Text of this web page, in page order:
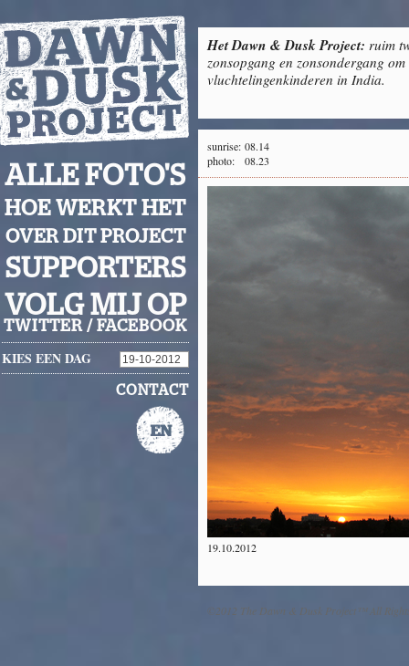
Het Dawn & Dusk Project: ruim
zonsopgang en zonsondergang
vluchtelingenkinderen in India.
ALLE FOTO'S
HOE WERKT HET
OVER DIT PROJECT
SUPPORTERS
VOLG MIJ OP
TWITTER / FACEBOOK
KIES EEN DAG
CONTACT
sunrise: 08.14
photo:
08.23
19.10.2012
©2012 The Dawn & Dusk Project™ All